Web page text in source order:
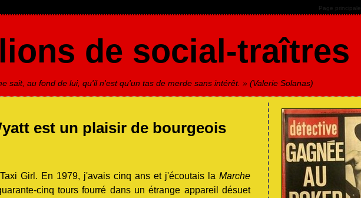
Page principale
de social-traîtres
sait, au fond de lui, qu'il n'est qu'un tas de merde sans intérêt. » (Valerie Solanas)
est un plaisir de bourgeois
Girl. En 1979, j'avais cinq ans et j'écoutais la Marche
cinq tours fourré dans un étrange appareil désuet